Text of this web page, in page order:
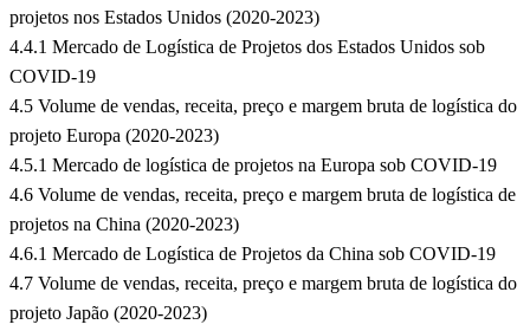
projetos nos Estados Unidos (2020-2023)
4.4.1 Mercado de Logística de Projetos dos Estados Unidos sob
COVID-19
4.5 Volume de vendas, receita, preço e margem bruta de logística do
projeto Europa (2020-2023)
4.5.1 Mercado de logística de projetos na Europa sob COVID-19
4.6 Volume de vendas, receita, preço e margem bruta de logística de
projetos na China (2020-2023)
4.6.1 Mercado de Logística de Projetos da China sob COVID-19
4.7 Volume de vendas, receita, preço e margem bruta de logística do
projeto Japão (2020-2023)